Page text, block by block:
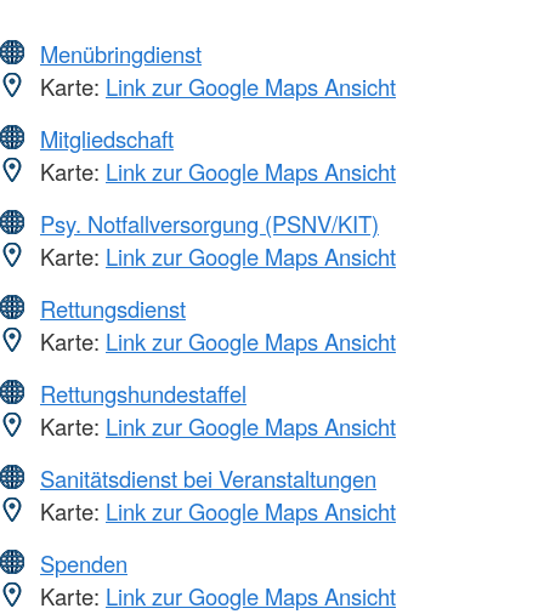
Menübringdienst
Karte: Link zur Google Maps Ansicht
Mitgliedschaft
Karte: Link zur Google Maps Ansicht
Psy. Notfallversorgung (PSNV/KIT)
Karte: Link zur Google Maps Ansicht
Rettungsdienst
Karte: Link zur Google Maps Ansicht
Rettungshundestaffel
Karte: Link zur Google Maps Ansicht
Sanitätsdienst bei Veranstaltungen
Karte: Link zur Google Maps Ansicht
Spenden
Karte: Link zur Google Maps Ansicht